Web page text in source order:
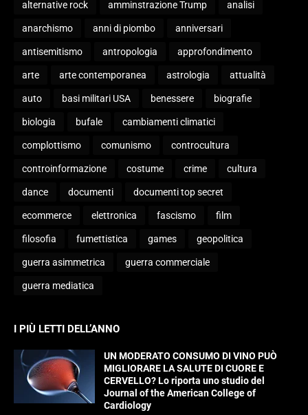
alternative rock amminstrazione Trump analisi
anarchismo anni di piombo anniversari
antisemitismo antropologia approfondimento
arte arte contemporanea astrologia attualità
auto basi militari USA benessere biografie
biologia bufale cambiamenti climatici
complottismo comunismo controcultura
controinformazione costume crime cultura
dance documenti documenti top secret
ecommerce elettronica fascismo film
filosofia fumettistica games geopolitica
guerra asimmetrica guerra commerciale
guerra mediatica
I PIÙ LETTI DELL’ANNO
UN MODERATO CONSUMO DI VINO PUÒ
MIGLIORARE LA SALUTE DI CUORE E
CERVELLO? Lo riporta uno studio del
Journal of the American College of
Cardiology